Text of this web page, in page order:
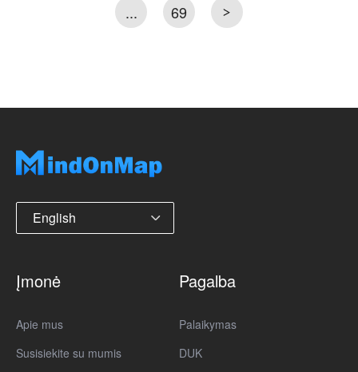
...
69
English
Įmonė
Apie mus
Susisiekite su mumis
Pagalba
Palaikymas
DUK